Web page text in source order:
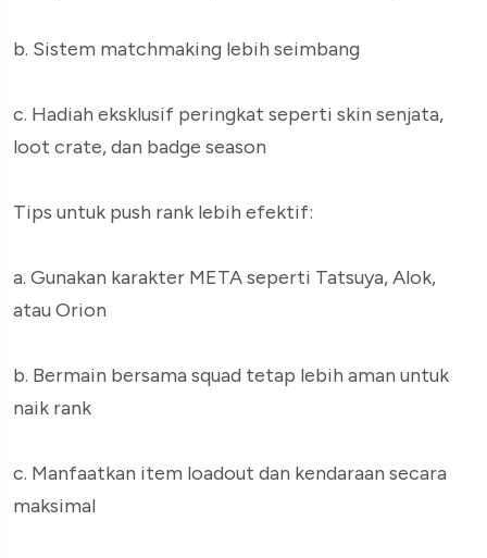
b. Sistem matchmaking lebih seimbang
c. Hadiah eksklusif peringkat seperti skin senjata,
loot crate, dan badge season
Tips untuk push rank lebih efektif:
a. Gunakan karakter META seperti Tatsuya, Alok,
atau Orion
b. Bermain bersama squad tetap lebih aman untuk
naik rank
c. Manfaatkan item loadout dan kendaraan secara
maksimal